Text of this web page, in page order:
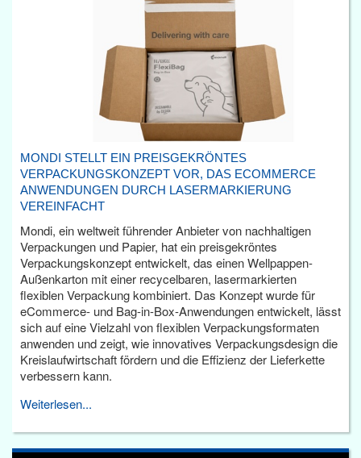
MONDI STELLT EIN PREISGEKRÖNTES
VERPACKUNGSKONZEPT VOR, DAS ECOMMERCE
ANWENDUNGEN DURCH LASERMARKIERUNG
VEREINFACHT
Mondi, ein weltweit führender Anbieter von nachhaltigen
Verpackungen und Papier, hat ein preisgekröntes
Verpackungskonzept entwickelt, das einen Wellpappen-
Außenkarton mit einer recycelbaren, lasermarkierten
flexiblen Verpackung kombiniert. Das Konzept wurde für
eCommerce- und Bag-in-Box-Anwendungen entwickelt, lässt
sich auf eine Vielzahl von flexiblen Verpackungsformaten
anwenden und zeigt, wie innovatives Verpackungsdesign die
Kreislaufwirtschaft fördern und die Effizienz der Lieferkette
verbessern kann.
Weiterlesen...